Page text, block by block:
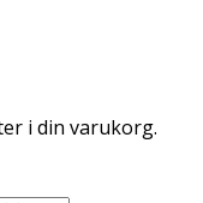
i din varukorg.